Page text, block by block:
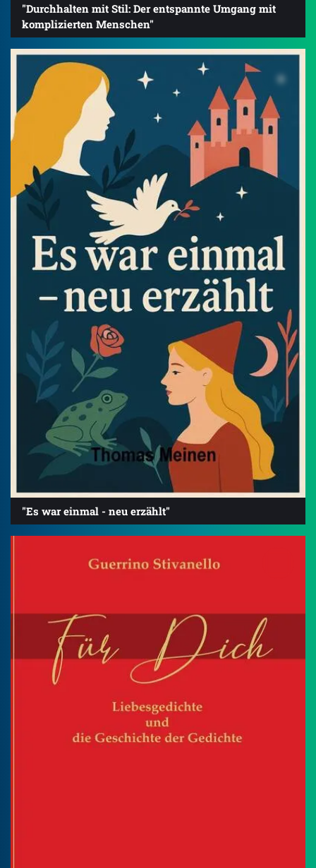
"Durchhalten mit Stil: Der entspannte Umgang mit
komplizierten Menschen"
"Es war einmal - neu erzählt"